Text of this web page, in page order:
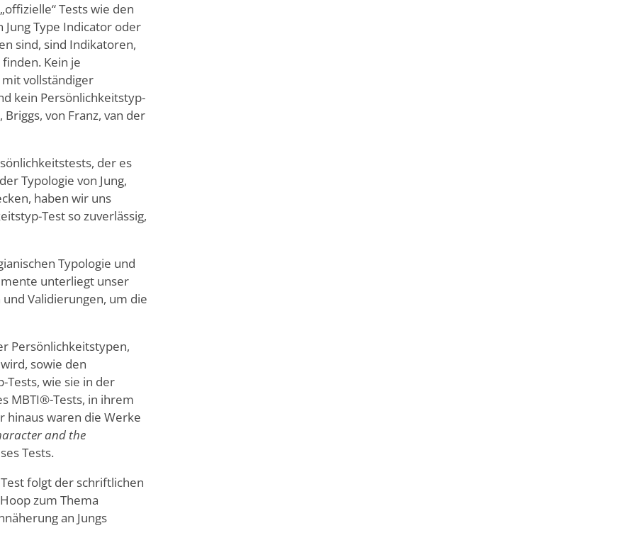
Tests wie den
Type Indicator oder
sind, sind Indikatoren,
Kein je
vollständiger
kein Persönlichkeitstyp-
von Franz, van der
der es
Typologie von Jung,
haben wir uns
Test so zuverlässig,
Typologie und
unterliegt unser
Validierungen, um die
Persönlichkeitstypen,
sowie den
Tests, wie sie in der
MBTI®-Tests, in ihrem
hinaus waren die Werke
and the
Tests.
folgt der schriftlichen
zum Thema
an Jungs